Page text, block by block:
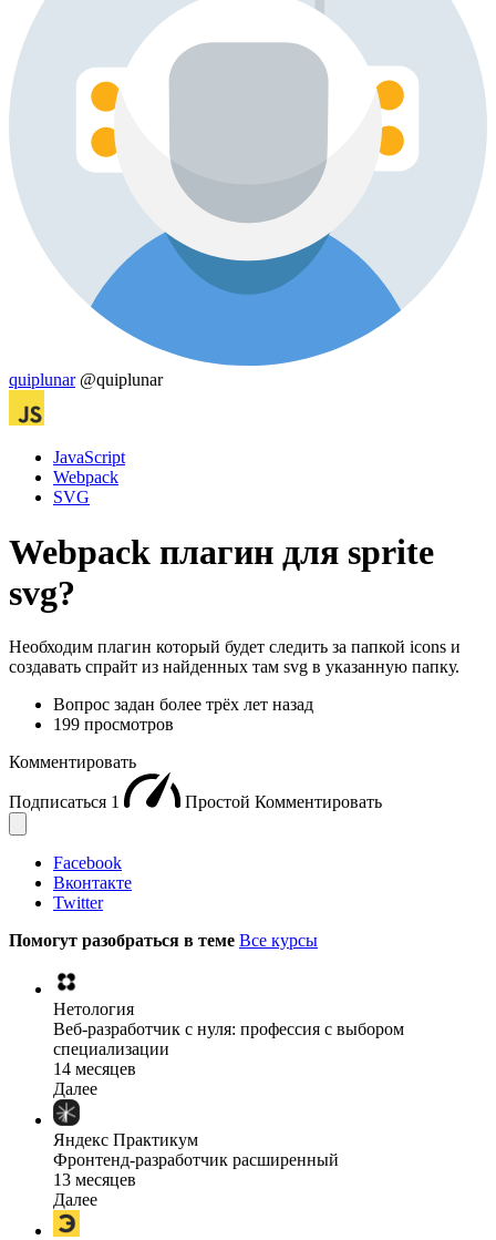
quiplunar @quiplunar
JavaScript
Webpack
SVG
Webpack плагин для sprite
svg?
Необходим плагин который будет следить за папкой icons и
создавать спрайт из найденных там svg в указанную папку.
Вопрос задан более трёх лет назад
199 просмотров
Комментировать
Подписаться 1 Простой Комментировать
Facebook
Вконтакте
Twitter
Помогут разобраться в теме Все курсы
Нетология
Веб-разработчик с нуля: профессия с выбором
специализации
14 месяцев
Далее
Яндекс Практикум
Фронтенд-разработчик расширенный
13 месяцев
Далее